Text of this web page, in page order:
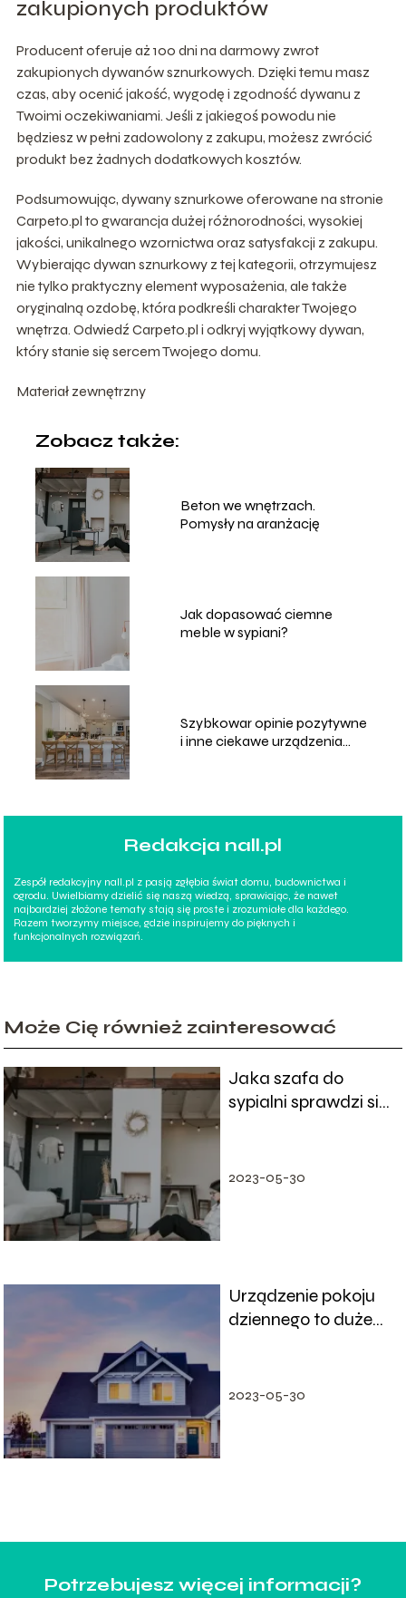
zakupionych produktów
Producent oferuje aż 100 dni na darmowy zwrot
zakupionych dywanów sznurkowych. Dzięki temu masz
czas, aby ocenić jakość, wygodę i zgodność dywanu z
Twoimi oczekiwaniami. Jeśli z jakiegoś powodu nie
będziesz w pełni zadowolony z zakupu, możesz zwrócić
produkt bez żadnych dodatkowych kosztów.
Podsumowując, dywany sznurkowe oferowane na stronie
Carpeto.pl to gwarancja dużej różnorodności, wysokiej
jakości, unikalnego wzornictwa oraz satysfakcji z zakupu.
Wybierając dywan sznurkowy z tej kategorii, otrzymujesz
nie tylko praktyczny element wyposażenia, ale także
oryginalną ozdobę, która podkreśli charakter Twojego
wnętrza. Odwiedź Carpeto.pl i odkryj wyjątkowy dywan,
który stanie się sercem Twojego domu.
Materiał zewnętrzny
Zobacz także:
Beton we wnętrzach.
Pomysły na aranżację
Jak dopasować ciemne
meble w sypiani?
Szybkowar opinie pozytywne
i inne ciekawe urządzenia
Redakcja nall.pl
Zespół redakcyjny nall.pl z pasją zgłębia świat domu, budownictwa i
ogrodu. Uwielbiamy dzielić się naszą wiedzą, sprawiając, że nawet
najbardziej złożone tematy stają się proste i zrozumiałe dla każdego.
Razem tworzymy miejsce, gdzie inspirujemy do pięknych i
funkcjonalnych rozwiązań.
Może Cię również zainteresować
Jaka szafa do
sypialni sprawdzi się
2023-05-30
Urządzenie pokoju
dziennego to duże
2023-05-30
Potrzebujesz więcej informacji?